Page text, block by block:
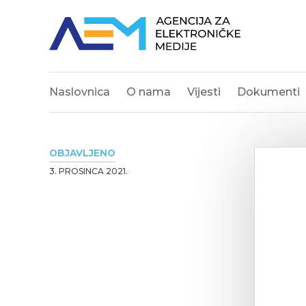
Naslovnica O nama Vijesti Dokumenti
OBJAVLJENO
3. PROSINCA 2021.